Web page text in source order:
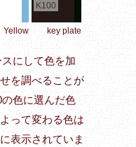
Yellow
K100
key plate
にして色を加
を調べることが
色に選んだ色
って変わる色は
表示されていま